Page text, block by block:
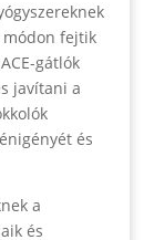
módon fejtik
gátlók
javítani a
és
a
és